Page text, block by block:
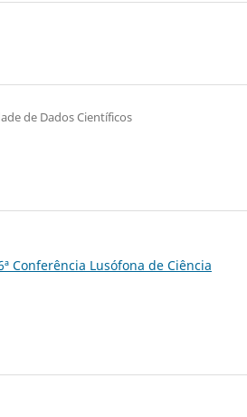
de Dados Científicos
Conferência Lusófona de Ciência